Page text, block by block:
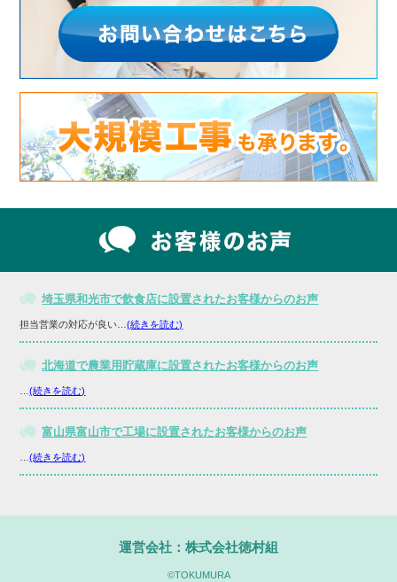
埼玉県和光市で飲食店に設置されたお客様からのお声
担当営業の対応が良い…(続きを読む)
北海道で農業用貯蔵庫に設置されたお客様からのお声
…(続きを読む)
富山県富山市で工場に設置されたお客様からのお声
…(続きを読む)
運営会社：株式会社徳村組
©TOKUMURA